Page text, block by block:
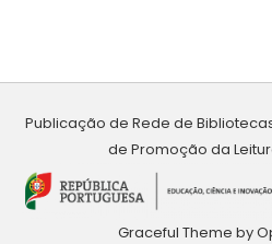
Publicação de Rede de
de Promoção da Leitura
Graceful Theme by